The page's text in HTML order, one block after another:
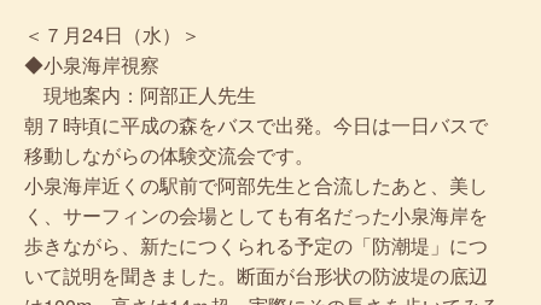
＜７月24日（水）＞
◆小泉海岸視察
現地案内：阿部正人先生
朝７時頃に平成の森をバスで出発。今日は一日バスで
移動しながらの体験交流会です。
小泉海岸近くの駅前で阿部先生と合流したあと、美し
く、サーフィンの会場としても有名だった小泉海岸を
歩きながら、新たにつくられる予定の「防潮堤」につ
いて説明を聞きました。断面が台形状の防波堤の底辺